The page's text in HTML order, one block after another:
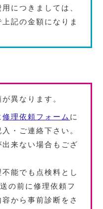
につきましては、
記の金額になりま
異なります。
修理依頼フォーム に
・ご連絡下さい。
出来ない場合もござ
不能でも点検料とし
の前に修理依頼フ
から事前診断をさ